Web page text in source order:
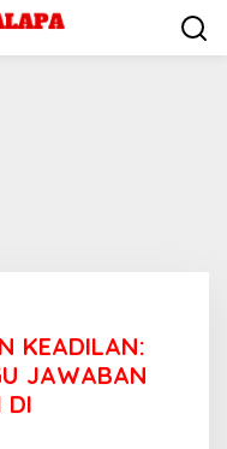
KEADILAN:
JAWABAN
DI